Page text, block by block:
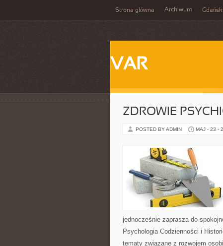
Strona główna Archiwum Gdańsk
VAR
ZDROWIE
POSTED BY ADMIN MAJ - 23 -
jednocześnie zaprasza do
Psychologia Codzienności i
tematy związane z rozwojem